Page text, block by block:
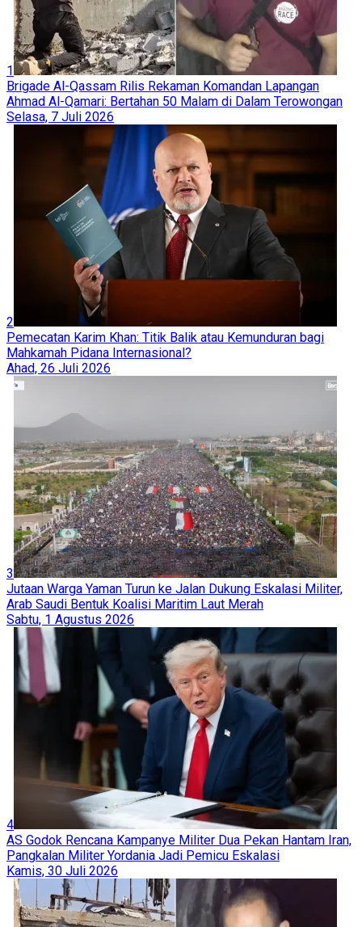
1
Brigade Al-Qassam Rilis Rekaman Komandan Lapangan
Ahmad Al-Qamari: Bertahan 50 Malam di Dalam Terowongan
Selasa, 7 Juli 2026
2
Pemecatan Karim Khan: Titik Balik atau Kemunduran bagi
Mahkamah Pidana Internasional?
Ahad, 26 Juli 2026
3
Jutaan Warga Yaman Turun ke Jalan Dukung Eskalasi Militer,
Arab Saudi Bentuk Koalisi Maritim Laut Merah
Sabtu, 1 Agustus 2026
4
AS Godok Rencana Kampanye Militer Dua Pekan Hantam Iran,
Pangkalan Militer Yordania Jadi Pemicu Eskalasi
Kamis, 30 Juli 2026